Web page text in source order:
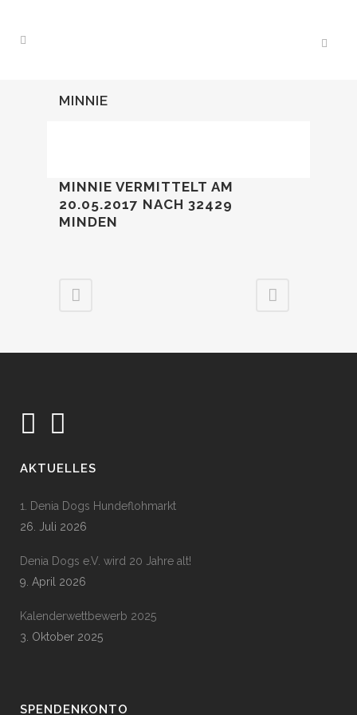
MINNIE
MINNIE VERMITTELT AM
20.05.2017 NACH 32429
MINDEN
AKTUELLES
1. Denia Dogs Hundeflohmarkt
26. Juli 2026
Denia Dogs e.V. wird 20 Jahre alt!
9. April 2026
Kalenderwettbewerb 2025
3. Oktober 2025
SPENDENKONTO